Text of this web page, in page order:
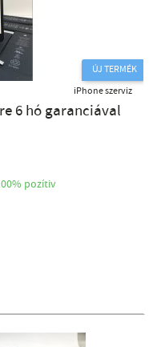
ÚJ TERMÉK
iPhone szerviz
6 hó garanciával
pozítiv